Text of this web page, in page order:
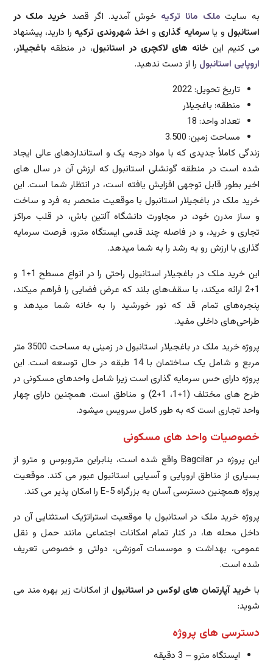
به سایتملک مانا ترکیه خوش آمدید. اگر قصد خرید ملک در
استانبول و یا سرمایه گذاری و اخذ شهروندی ترکیه را دارید، پیشنهاد
می کنیم این خانه های لاکچری در استانبول، در منطقه باغجیلار،
اروپایی استانبول را از دست ندهید.
تاریخ تحویل: 2022
منطقه: باغجیلار
تعداد واحد: 18
مساحت زمین: 3.500
زندگی کاملاً جدیدی که با مواد درجه یک و استانداردهای عالی ایجاد
شده است در منطقه گونشلی استانبول که ارزش آن در سال های
اخیر بطور قابل توجهی افزایش یافته است، در انتظار شما است. این
خرید ملک در باغجیلار استانبول با موقعیت منحصر به فرد و ساخت
و ساز مدرن خود، در مجاورت دانشگاه آلتین باش، در قلب مراکز
تجاری و خرید، و در فاصله چند قدمی ایستگاه مترو، فرصت سرمایه
گذاری با ارزش رو به رشد را به شما میدهد.
این خرید ملک در باغجیلار استانبول راحتی را در انواع مسطح 1+1 و
1+2 ارائه میکند، با سقف‌های بلند که عرض فضایی را فراهم میکند،
پنجره‌های تمام قد که نور خورشید را به خانه شما میدهد و
طراحی‌های داخلی مفید.
پروژه خرید ملک در باغجیلار استانبول در زمینی به مساحت 3500 متر
مربع و شامل یک ساختمان با 14 طبقه در حال توسعه است. این
پروژه دارای حس سرمایه گذاری است زیرا شامل واحدهای مسکونی در
طرح های مختلف (1+1، 1+2) و مناطق است. همچنین دارای چهار
واحد تجاری است که به طور کامل سرویس میشود.
خصوصیات واحد های مسکونی
این پروژه در Bagcilar واقع شده است، بنابراین متروبوس و مترو از
بسیاری از مناطق اروپایی و آسیایی استانبول عبور می کند. موقعیت
پروژه همچنین دسترسی آسان به بزرگراه E-5 را امکان پذیر می کند.
پروژه خرید ملک در استانبول با موقعیت استراتژیک استثنایی آن در
داخل محله ها، در کنار تمام امکانات اجتماعی مانند حمل و نقل
عمومی، بهداشت و موسسات آموزشی، دولتی و خصوصی تعریف
شده است.
با خرید آپارتمان های لوکس در استانبول از امکانات زیر بهره مند می
شوید:
دسترسی های پروژه
ایستگاه مترو – 3 دقیقه